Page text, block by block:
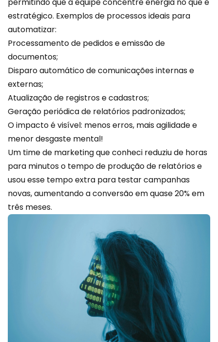
estratégico. Exemplos de processos ideais para
automatizar:
Processamento de pedidos e emissão de
documentos;
Disparo automático de comunicações internas e
externas;
Atualização de registros e cadastros;
Geração periódica de relatórios padronizados;
O impacto é visível: menos erros, mais agilidade e
menor desgaste mental!
Um time de marketingque conheci reduziu de horas
para minutos o tempo de produção de relatórios e
usou esse tempo extra para testar campanhas
novas, aumentando a conversão em quase 20% em
três meses.